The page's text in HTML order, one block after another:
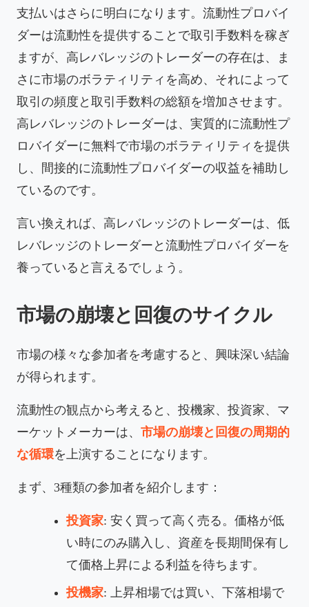
支払いはさらに明白になります。流動性プロバイ
ダーは流動性を提供することで取引手数料を稼ぎ
ますが、高レバレッジのトレーダーの存在は、ま
さに市場のボラティリティを高め、それによって
取引の頻度と取引手数料の総額を増加させます。
高レバレッジのトレーダーは、実質的に流動性プ
ロバイダーに無料で市場のボラティリティを提供
し、間接的に流動性プロバイダーの収益を補助し
ているのです。
言い換えれば、高レバレッジのトレーダーは、低
レバレッジのトレーダーと流動性プロバイダーを
養っていると言えるでしょう。
市場の崩壊と回復のサイクル
市場の様々な参加者を考慮すると、興味深い結論
が得られます。
流動性の観点から考えると、投機家、投資家、マ
ーケットメーカーは、 市場の崩壊と回復の周期的
な循環を上演することになります。
まず、3種類の参加者を紹介します：
投資家: 安く買って高く売る。価格が低
い時にのみ購入し、資産を長期間保有し
て価格上昇による利益を待ちます。
投機家: 上昇相場では買い、下落相場で